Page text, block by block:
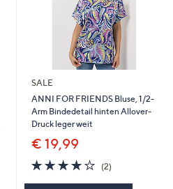
SALE
ANNI FOR FRIENDS Bluse, 1/2-
Arm Bindedetail hinten Allover-
Druck leger weit
€ 19,99
4.0
von
(2)2